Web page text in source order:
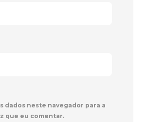
dados neste navegador para a
que eu comentar.